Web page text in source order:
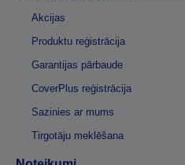
Akcijas
Produktu reģistrācija
Garantijas pārbaude
CoverPlus reģistrācija
Sazinies ar mums
Tirgotāju meklēšana